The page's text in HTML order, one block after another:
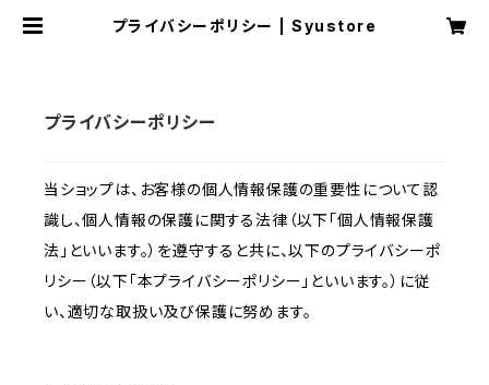
プライバシーポリシー | Syustore
プライバシーポリシー
当ショップは、お客様の個人情報保護の重要性について認
識し、個人情報の保護に関する法律（以下「個人情報保護
法」といいます。）を遵守すると共に、以下のプライバシーポ
リシー（以下「本プライバシーポリシー」といいます。）に従
い、適切な取扱い及び保護に努めます。